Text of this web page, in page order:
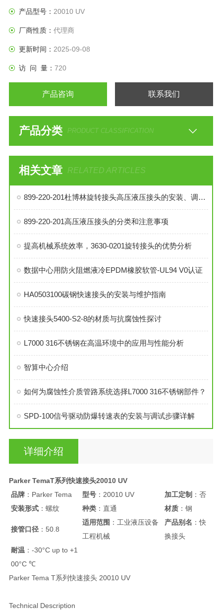
产品型号： 20010 UV
厂商性质： 代理商
更新时间： 2025-09-08
访 问 量： 720
产品咨询 联系我们
产品分类 PRODUCT CLASSIFICATION
相关文章 RELATED ARTICLES
899-220-201杜博林旋转接头高压液压接头的安装、调试与维护技巧
899-220-201高压液压接头的分类和注意事项
提高机械系统效率，3630-0201旋转接头的优势分析
数据中心用防火阻燃液冷EPDM橡胶软管-UL94 V0认证
HA0503100碳钢快速接头的安装与维护指南
快速接头5400-S2-8的材质与抗腐蚀性探讨
L7000 316不锈钢在高温环境中的应用与性能分析
智算中心介绍
如何为腐蚀性介质管路系统选择L7000 316不锈钢部件？
SPD-100信号驱动防爆转速表的安装与调试步骤详解
详细介绍
Parker TemaT系列快速接头20010 UV
品牌：Parker Tema 型号：20010 UV 加工定制：否
安装形式：螺纹 种类：直通 材质：钢
接管口径：50.8
适用范围 ：工业液压设备
工程机械
产品别名 ：快
换接头
耐温 ：-30°C up to +1
00°C ℃
Parker Tema T系列快速接头 20010 UV
Technical Description